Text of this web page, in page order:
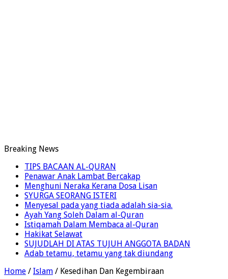
Breaking News
TIPS BACAAN AL-QURAN
Penawar Anak Lambat Bercakap
Menghuni Neraka Kerana Dosa Lisan
SYURGA SEORANG ISTERI
Menyesal pada yang tiada adalah sia-sia.
Ayah Yang Soleh Dalam al-Quran
Istiqamah Dalam Membaca al-Quran
Hakikat Selawat
SUJUDLAH DI ATAS TUJUH ANGGOTA BADAN
Adab tetamu, tetamu yang tak diundang
Home / Islam / Kesedihan Dan Kegembiraan